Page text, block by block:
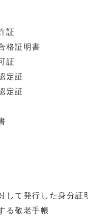
証
格証明書
証
定証
定証
して発行した身分証
る敬老手帳